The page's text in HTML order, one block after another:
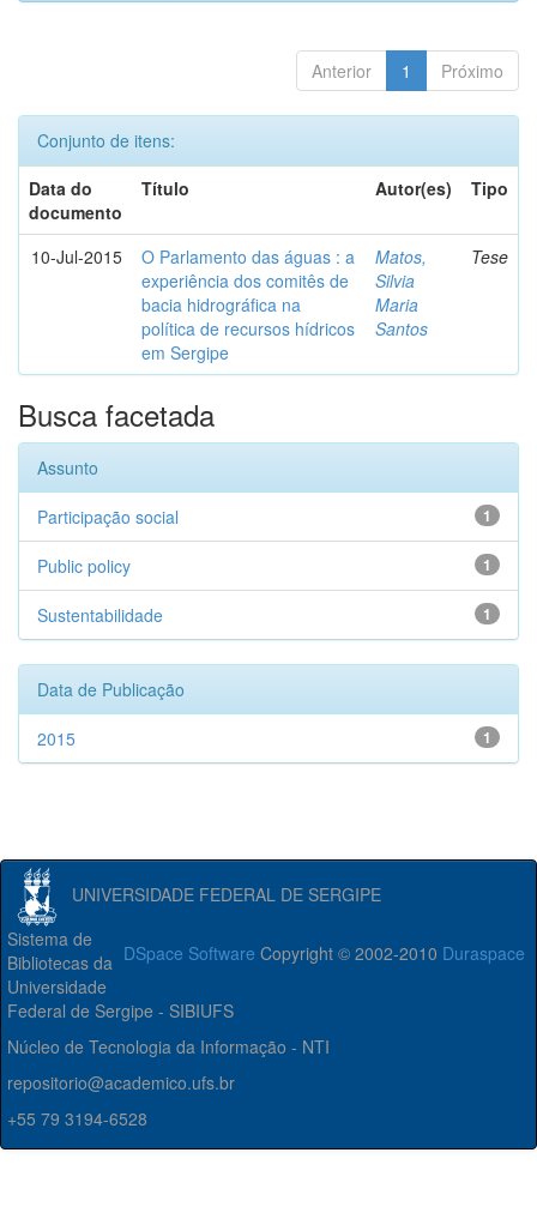
Anterior 1 Próximo
Conjunto de itens:
Data do
documento
Título Autor(es) Tipo
10-Jul-2015
O Parlamento das águas : a
experiência dos comitês de
bacia hidrográfica na
política de recursos hídricos
em Sergipe
Matos,
Silvia
Maria
Santos
Tese
Busca facetada
Assunto
1
Participação social
1
Public policy
1
Sustentabilidade
Data de Publicação
1
2015
UNIVERSIDADE FEDERAL DE SERGIPE
DSpace Software Copyright © 2002-2010 Duraspace
Sistema de
Bibliotecas da
Universidade
Federal de Sergipe - SIBIUFS
Núcleo de Tecnologia da Informação - NTI
repositorio@academico.ufs.br
+55 79 3194-6528